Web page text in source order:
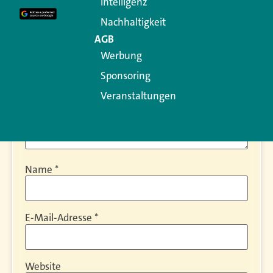
Kommentar
Name *
E-Mail-Adresse *
Website
Nachhaltigkeit
AGB
Werbung
Sponsoring
Veranstaltungen